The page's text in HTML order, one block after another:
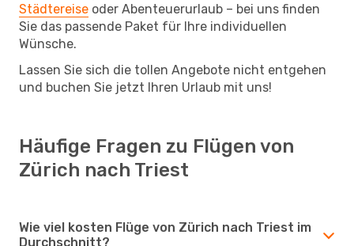
Städtereise oder Abenteuerurlaub – bei uns finden
Sie das passende Paket für Ihre individuellen
Wünsche.
Lassen Sie sich die tollen Angebote nicht entgehen
und buchen Sie jetzt Ihren Urlaub mit uns!
Häufige Fragen zu Flügen von
Zürich nach Triest
Wie viel kosten Flüge von Zürich nach Triest im
Durchschnitt?